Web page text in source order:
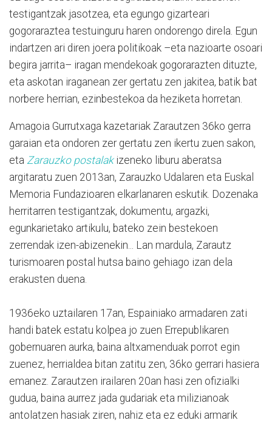
testigantzak jasotzea, eta egungo gizarteari
gogoraraztea testuinguru haren ondorengo direla. Egun
indartzen ari diren joera politikoak –eta nazioarte osoari
begira jarrita– iragan mendekoak gogorarazten dituzte,
eta askotan iraganean zer gertatu zen jakitea, batik bat
norbere herrian, ezinbestekoa da heziketa horretan.
Amagoia Gurrutxaga kazetariak Zarautzen 36ko gerra
garaian eta ondoren zer gertatu zen ikertu zuen sakon,
eta Zarauzko postalakizeneko liburu aberatsa
argitaratu zuen 2013an, Zarauzko Udalaren eta Euskal
Memoria Fundazioaren elkarlanaren eskutik. Dozenaka
herritarren testigantzak, dokumentu, argazki,
egunkarietako artikulu, bateko zein bestekoen
zerrendak izen-abizenekin... Lan mardula, Zarautz
turismoaren postal hutsa baino gehiago izan dela
erakusten duena.
1936eko uztailaren 17an, Espainiako armadaren zati
handi batek estatu kolpea jo zuen Errepublikaren
gobernuaren aurka, baina altxamenduak porrot egin
zuenez, herrialdea bitan zatitu zen, 36ko gerrari hasiera
emanez. Zarautzen irailaren 20an hasi zen ofizialki
gudua, baina aurrez jada gudariak eta milizianoak
antolatzen hasiak ziren, nahiz eta ez eduki armarik